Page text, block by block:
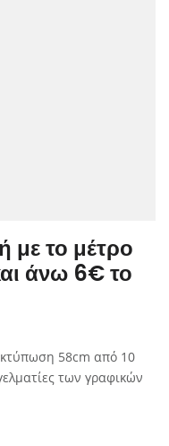
με το μέτρο
άνω 6€ το
58cm από 10
των γραφικών